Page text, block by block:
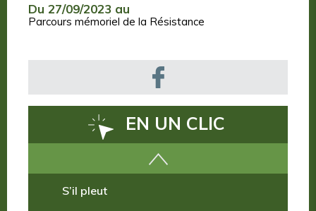
Du 27/09/2023 au
Parcours mémoriel de la Résistance
EN UN CLIC
Comment venir ?